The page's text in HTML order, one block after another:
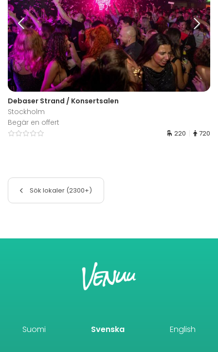
Debaser Strand / Konsertsalen
Stockholm
Begär en offert
220 720
Sök lokaler (2300+)
Suomi Svenska English